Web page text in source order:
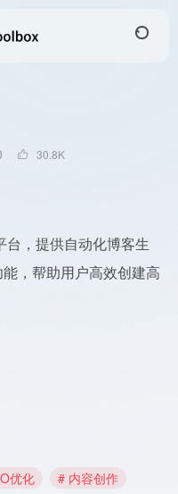
30.8K
台，提供自动化博客生
，帮助用户高效创建高
优化
# 内容创作